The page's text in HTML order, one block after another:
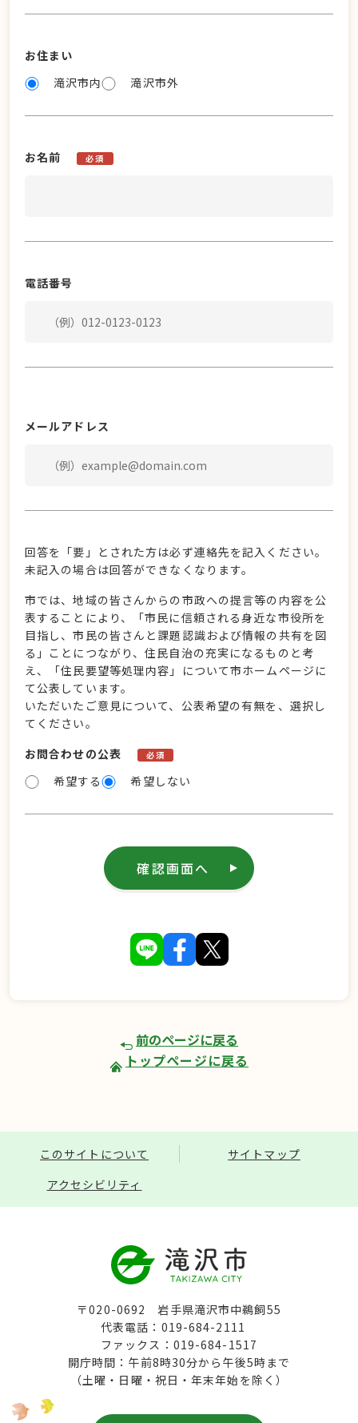
お住まい
滝沢市内
滝沢市外
お名前 必須
電話番号
メールアドレス
回答を「要」とされた方は必ず連絡先を記入ください。
未記入の場合は回答ができなくなります。
市では、地域の皆さんからの市政への提言等の内容を公
表することにより、「市民に信頼される身近な市役所を
目指し、市民の皆さんと課題認識および情報の共有を図
る」ことにつながり、住民自治の充実になるものと考
え、「住民要望等処理内容」について市ホームページに
て公表しています。
いただいたご意見について、公表希望の有無を、選択し
てください。
お問合わせの公表
必須
希望する 希望しない
確認画面へ
前のページに戻る
トップページに戻る
このサイトについて
サイトマップ
アクセシビリティ
〒020-0692 岩手県滝沢市中鵜飼55
代表電話：019-684-2111
ファックス：019-684-1517
開庁時間：午前8時30分から午後5時まで
（土曜・日曜・祝日・年末年始を除く）